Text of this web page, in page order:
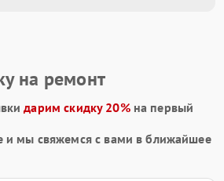
на ремонт
дарим скидку 20%на первый
и мы свяжемся с вами в ближайшее